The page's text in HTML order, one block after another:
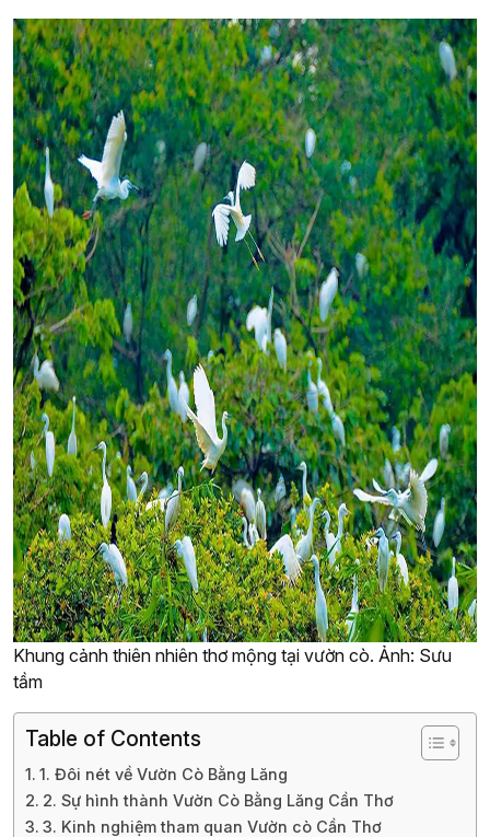
Khung cảnh thiên nhiên thơ mộng tại vườn cò. Ảnh: Sưu
tầm
Table of Contents
1. Đôi nét về Vườn Cò Bằng Lăng
2. Sự hình thành Vườn Cò Bằng Lăng Cần Thơ
3. Kinh nghiệm tham quan Vườn cò Cần Thơ